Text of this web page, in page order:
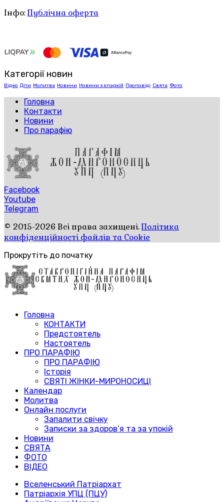
Інфо:Публічна оферта
Категорії новин
Відео Діти Молитва Новини Новини з єпархій Проповіді Свята Фото
Головна
Контакти
Новини
Про парафію
Facebook
Youtube
Telegram
© 2015-2026 Всі права захищені.Політика
конфіденційності файлів та Cookie
Прокрутіть до початку
Головна
КОНТАКТИ
Предстоятель
Настоятель
ПРО ПАРАФІЮ
ПРО ПАРАФІЮ
Історія
СВЯТІ ЖІНКИ-МИРОНОСИЦІ
Календар
Молитва
Онлайн послуги
Запалити свічку
Записки за здоров’я та за упокій
Новини
СВЯТА
ФОТО
ВІДЕО
Вселенський Патріархат
Патріархія УПЦ (ПЦУ)